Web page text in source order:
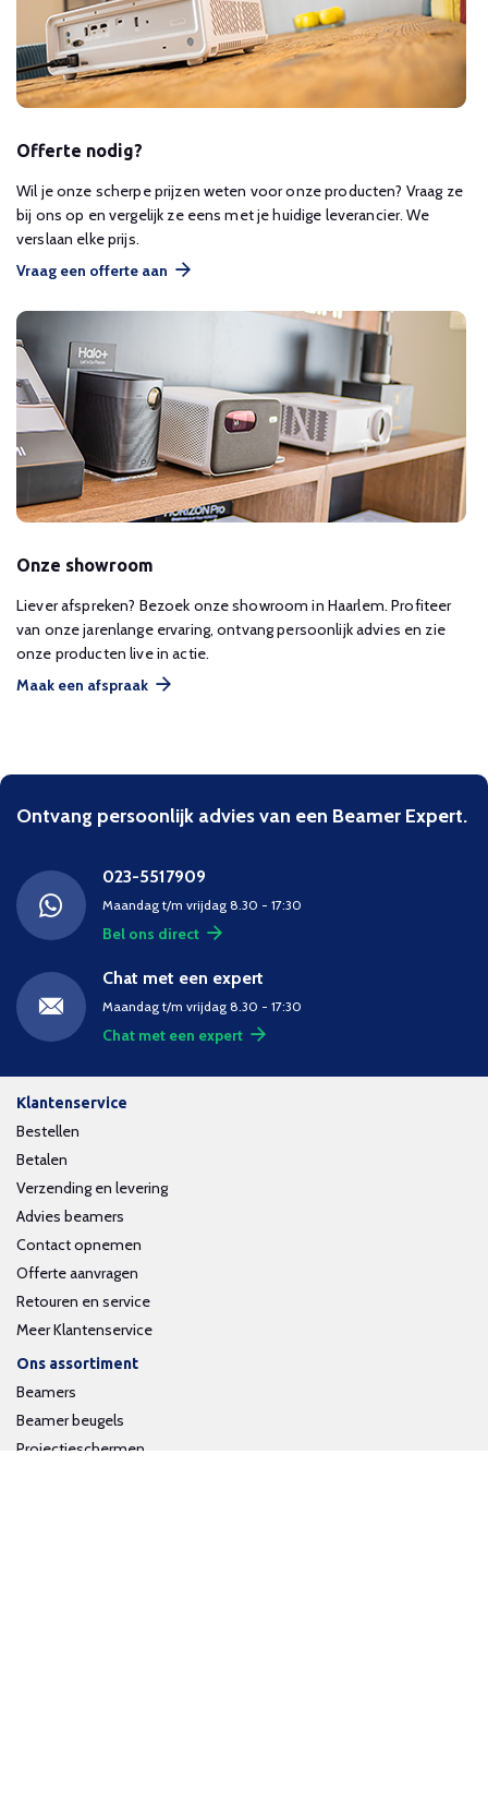
Offerte nodig?
Wil je onze scherpe prijzen weten voor onze producten? Vraag ze
bij ons op en vergelijk ze eens met je huidige leverancier. We
verslaan elke prijs.
Vraag een offerte aan
Onze showroom
Liever afspreken? Bezoek onze showroom in Haarlem. Profiteer
van onze jarenlange ervaring, ontvang persoonlijk advies en zie
onze producten live in actie.
Maak een afspraak
Ontvang persoonlijk advies van een Beamer Expert.
023-5517909
Maandag t/m vrijdag 8.30 - 17:30
Bel ons direct
Chat met een expert
Maandag t/m vrijdag 8.30 - 17:30
Chat met een expert
Klantenservice
Bestellen
Betalen
Verzending en levering
Advies beamers
Contact opnemen
Offerte aanvragen
Retouren en service
Meer Klantenservice
Ons assortiment
Beamers
Beamer beugels
Projectieschermen